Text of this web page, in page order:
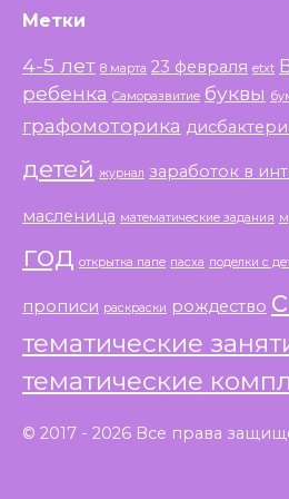
Метки
4-5 лет 8 марта 23 февраля etxt
ребенка Саморазвитие буквы
графомоторика
детей журнал заработок в
масленица математические задания
год открытка папе пасха поделки с
прописи раскраски рождество
тематические
тематические
© 2017 - 2026 Все права